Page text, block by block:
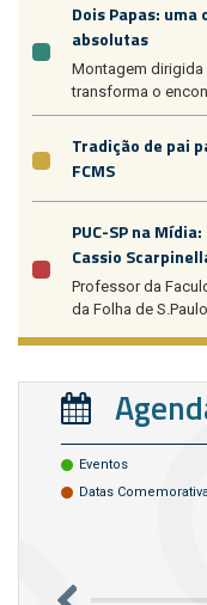
Dois Papas:
absolutas
Montagem dirigida
transforma o
Tradição de pai
FCMS
PUC-SP na
Cassio
Professor da
da Folha de
Eventos
Datas